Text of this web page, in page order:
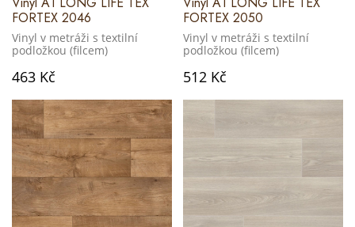
FORTEX 2046
Vinyl v metráži s textilní
podložkou (filcem)
463 Kč
FORTEX 2050
Vinyl v metráži s textilní
podložkou (filcem)
512 Kč